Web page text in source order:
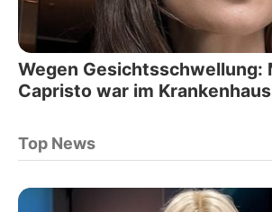
Wegen Gesichtsschwellung:
Capristo war im Krankenhaus
Top News